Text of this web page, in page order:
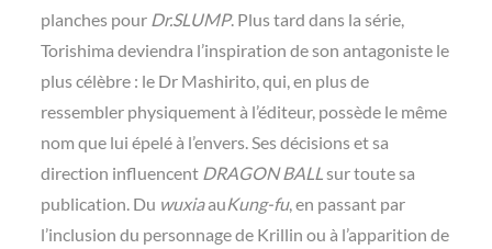
planches pour Dr.SLUMP. Plus tard dans la série,
Torishima deviendra l’inspiration de son antagoniste le
plus célèbre : le Dr Mashirito, qui, en plus de
ressembler physiquement à l’éditeur, possède le même
nom que lui épelé à l’envers. Ses décisions et sa
direction influencent DRAGON BALL sur toute sa
publication. Du wuxiaauKung-fu, en passant par
l’inclusion du personnage de Krillin ou à l’apparition de